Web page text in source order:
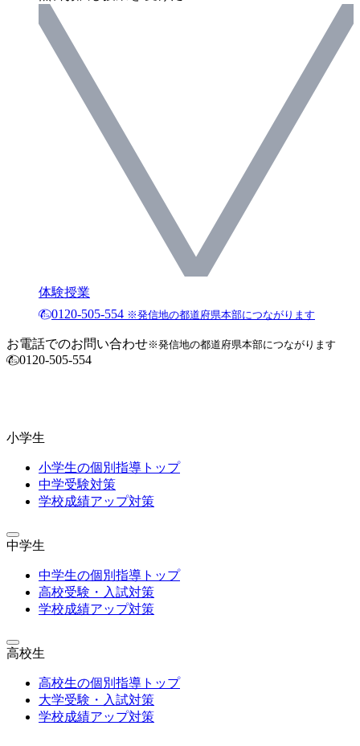
体験授業
0120-505-554 ※発信地の都道府県本部につながります
お電話でのお問い合わせ※発信地の都道府県本部につながります
0120-505-554
小学生
小学生の個別指導トップ
中学受験対策
学校成績アップ対策
中学生
中学生の個別指導トップ
高校受験・入試対策
学校成績アップ対策
高校生
高校生の個別指導トップ
大学受験・入試対策
学校成績アップ対策